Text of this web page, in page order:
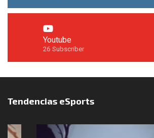
Youtube
26 Subscriber
Síguenos en Instagram
Tendencias eSports